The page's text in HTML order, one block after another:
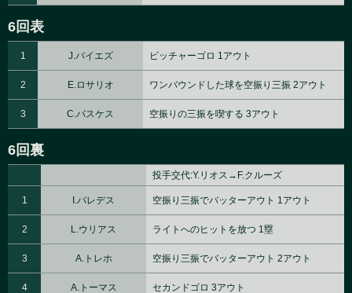
6回表
1 J.バイエズ ピッチャーゴロ 1アウト
2 E.ロサリオ ワンバウンドした球を空振り三振 2アウト
3 C.バスケス 空振りの三振を喫する 3アウト
6回裏
投手交代:Y.リオス→F.クルーズ
1 I.パレデス 空振り三振でバッターアウト 1アウト
2 L.ウリアス ライトへのヒットを放つ 1塁
3 A.トレホ 空振り三振でバッターアウト 2アウト
4 A.トーマス セカンドゴロ 3アウト